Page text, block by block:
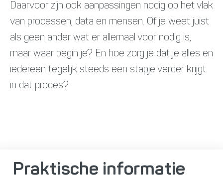
Daarvoor zijn ook aanpassingen nodig op het vlak
van processen, data en mensen. Of je weet juist
als geen ander wat er allemaal voor nodig is,
maar waar begin je? En hoe zorg je dat je alles en
iedereen tegelijk steeds een stapje verder krijgt
in dat proces?
Praktische informatie